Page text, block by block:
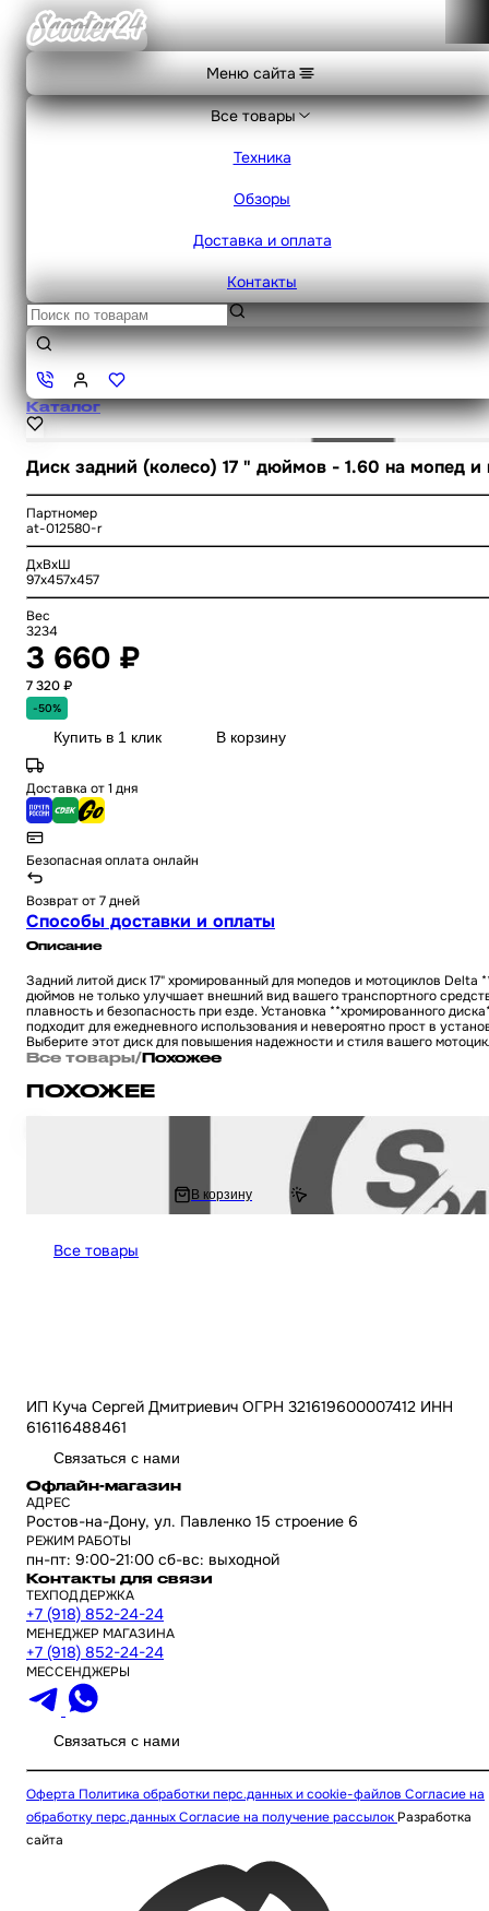
Меню сайта
Все товары
Техника
Обзоры
Доставка и оплата
Контакты
Каталог
Диск задний (колесо) 17 " дюймов - 1.60 на мопед
Партномер
at-012580-r
ДхВхШ
97x457x457
Вес
3234
3 660 ₽
7 320 ₽
-50%
Купить в 1 клик В корзину
Доставка от 1 дня
Безопасная оплата онлайн
Возврат от 7 дней
Способы доставки и оплаты
Описание
Задний литой диск 17" хромированный для мопедов и мотоциклов
дюймов не только улучшает внешний вид вашего транспортного
плавность и безопасность при езде. Установка **хромированного
подходит для ежедневного использования и невероятно прост в
Выберите этот диск для повышения надежности и стиля вашего
Все товары/Похожее
ПОХОЖЕЕ
Диск задний (колесо) 17 " дюймов - 1.60 на мопед и мотоцикл Delta /
В корзину
Все товары
ИП Куча Сергей Дмитриевич ОГРН 321619600007412 ИНН
616116488461
Связаться с нами
Офлайн-магазин
АДРЕС
Ростов-на-Дону, ул. Павленко 15 строение 6
РЕЖИМ РАБОТЫ
пн-пт: 9:00-21:00 сб-вс: выходной
Контакты для связи
ТЕХПОДДЕРЖКА
+7 (918) 852-24-24
МЕНЕДЖЕР МАГАЗИНА
+7 (918) 852-24-24
МЕССЕНДЖЕРЫ
Связаться с нами
Оферта Политика обработки перс.данных и cookie-файлов Согласие на
обработку перс.данныхСогласие на получение рассылок Разработка
сайта